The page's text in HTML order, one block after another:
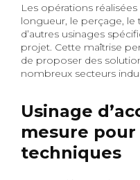
Les opérations
longueur, le perçage, le
d’autres usinages
projet. Cette maîtrise
de proposer des
nombreux secteurs
Usinage
mesure pour
techniques